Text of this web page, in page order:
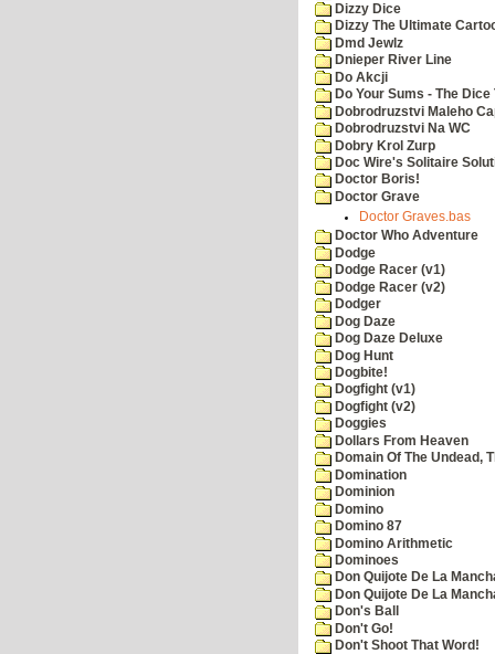
Dizzy Dice
Dizzy The Ultimate
Dmd Jewlz
Dnieper River Line
Do Akcji
Do Your Sums - The
Dobrodruzstvi Maleho
Dobrodruzstvi Na WC
Dobry Krol Zurp
Doc Wire's Solitaire
Doctor Boris!
Doctor Grave
Doctor Graves.bas
Doctor Who Adventure
Dodge
Dodge Racer (v1)
Dodge Racer (v2)
Dodger
Dog Daze
Dog Daze Deluxe
Dog Hunt
Dogbite!
Dogfight (v1)
Dogfight (v2)
Doggies
Dollars From Heaven
Domain Of The Undead,
Domination
Dominion
Domino
Domino 87
Domino Arithmetic
Dominoes
Don Quijote De La
Don Quijote De La
Don's Ball
Don't Go!
Don't Shoot That Word!